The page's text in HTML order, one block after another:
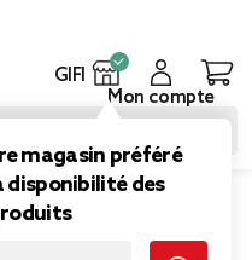
GIFI
magasin préféré
disponibilité des
Mon compte
gonflable 1